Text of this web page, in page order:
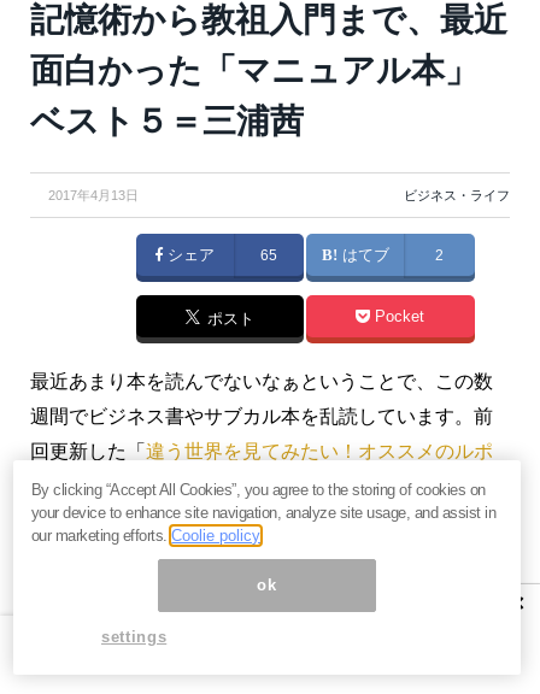
記憶術から教祖入門まで、最近
面白かった「マニュアル本」
ベスト５＝三浦茜
2017年4月13日 ビジネス・ライフ
シェア 65 はてブ 2
ポスト Pocket
最近あまり本を読んでないなぁということで、この数
週間でビジネス書やサブカル本を乱読しています。前
回更新した「 違う世界を見てみたい！オススメのルポ
タージュ本あれこれ」に続き、今回はマニュアル本を
中心にリストアップしました。どの本もオススメです
Be Magnetic!』三浦茜）
プロフィール：三浦茜（みうらあかね）
まぐまぐ編集長、ライフハッカー編集委員などを経
て、現在はアーリーステージのスタートアップ投資を
×
By clicking “Accept All Cookies”, you agree to the storing of cookies on
your device to enhance site navigation, analyze site usage, and assist in
our marketing efforts.Coolie policy
ok
settings